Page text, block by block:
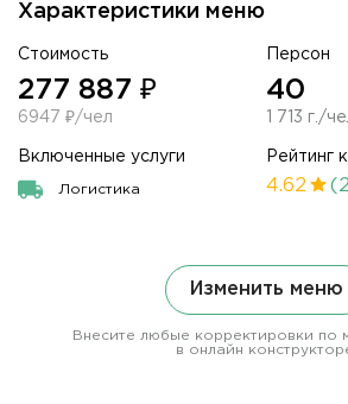
Характеристики меню
Стоимость
277 887 ₽
6947 ₽/чел
Персон
40
1 713 г./
Включенные услуги
Логистика
Рейтинг
4.62
Изменить меню
Внесите любые корректировки по
в онлайн